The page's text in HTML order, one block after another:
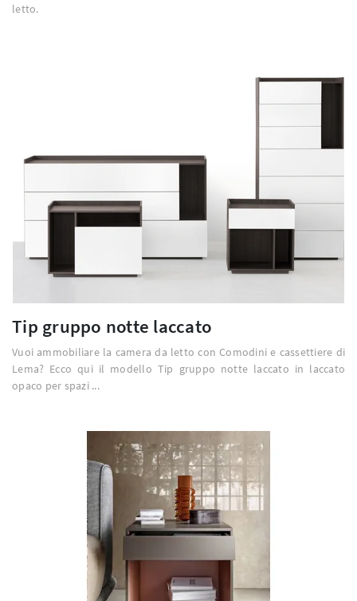
letto.
Tip gruppo notte laccato
Vuoi ammobiliare la camera da letto con Comodini e cassettiere di
Lema? Ecco qui il modello Tip gruppo notte laccato in laccato
opaco per spazi ...